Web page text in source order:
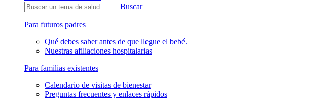
Buscar
Para futuros padres
Qué debes saber antes de que llegue el bebé.
Nuestras afiliaciones hospitalarias
Para familias existentes
Calendario de visitas de bienestar
Preguntas frecuentes y enlaces rápidos